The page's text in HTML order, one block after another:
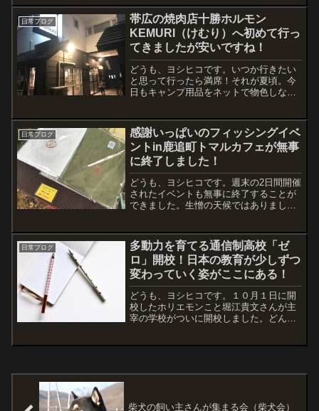
うになり、しかも腫れと痛みが長引くと
いう完全な慢性状態。...
日常ブログ
帯広の焼肉店十勝ホルモン
KEMURI（けむり）へ初めて行っ
てきましたが安いですね！
どうも、ヨシヒコです。いつか行きたい
と思って行ったら満席！それが夏頃。今
日もキャンプ用品をネットで物色しなが
しまいまして・・・十勝のリーズナブル
で美味しい焼肉と言えば、...
日常ブログ
感謝いっぱいのフィッシングイベ
ントin鹿追町トマルカフェが無事
に終了しました！
どうも、ヨシヒコです。週末の2日間開催
されたイベントも無事に終了することが
できました。生憎の天候ではありました
フィールドハンターとしては初めての参
加でしたが、多くのユー...
日常ブログ
多動力を育てる通信制高校「ゼ
ロ」開校！日本の教育が少しずつ
変わっていく姿がここにある！
どうも、ヨシヒコです。１０月１日に開
校したホリエモンこと堀江貴文さんが主
宰の学校がついに開校しました。どんな
柴犬の飼い主さんが集まる会（柴犬会）